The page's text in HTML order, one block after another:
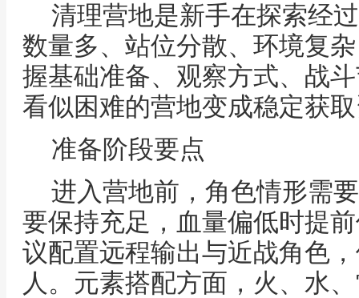
清理营地是新手在探索经
数量多、站位分散、环境复
握基础准备、观察方式、战
看似困难的营地变成稳定获
准备阶段要点
进入营地前，角色情形需
要保持充足，血量偏低时提
议配置远程输出与近战角色
人。元素搭配方面，火、水